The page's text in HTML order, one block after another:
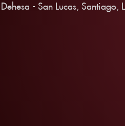
Dehesa - San Lucas, Santiago,